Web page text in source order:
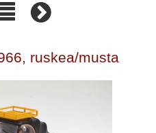
ruskea/musta